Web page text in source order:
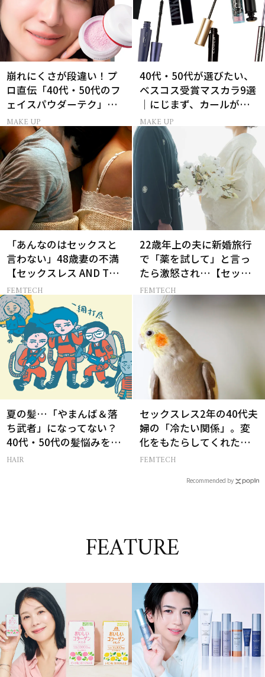
崩れにくさが段違い！プ
ロ直伝「40代・50代のフ
ェイスパウダーテク」お
粉の選び方・塗り方Q&A
MAKE UP
40代・50代が選びたい、
ベスコス受賞マスカラ9選
｜にじまず、カールが続
く名品
MAKE UP
「あんなのはセックスと
言わない」48歳妻の不満
【セックスレス AND THE
CITY -女たちの告白-】
FEMTECH
22歳年上の夫に新婚旅行
で「薬を試して」と言っ
たら激怒され…【セック
スレス AND THE CITY -女
たちの告白-】
FEMTECH
夏の髪…「やまんば＆落
ち武者」になってない？
40代・50代の髪悩みをレ
スキューする裏ワザ
HAIR
セックスレス2年の40代夫
婦の「冷たい関係」。変
化をもたらしてくれたの
は、オウムだった！
FEMTECH
Recommended by
FEATURE